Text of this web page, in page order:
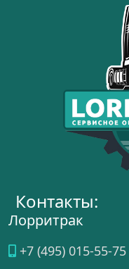
Контакты:
Лорритрак
+7 (495) 015-55-75